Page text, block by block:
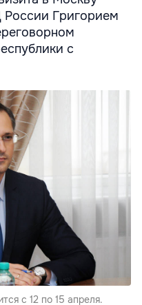
Григорием
с
с 12 по 15 апреля.